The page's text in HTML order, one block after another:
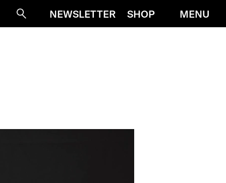
SucheNEWSLETTER SHOP MENU